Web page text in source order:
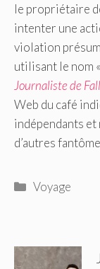
le propriétaire
intenter une
violation
utilisant le nom
Journaliste de
Web du café
indépendants
d’autres
Catégories
Voyage